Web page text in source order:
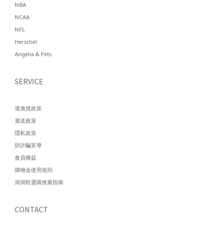
NBA
NCAA
NFL
Herschel
Angelia & Pets
SERVICE
退換貨政策
運送政策
隱私政策
防詐騙宣導
會員權益
購物金使用規則
洞洞鞋選購推薦指南
CONTACT